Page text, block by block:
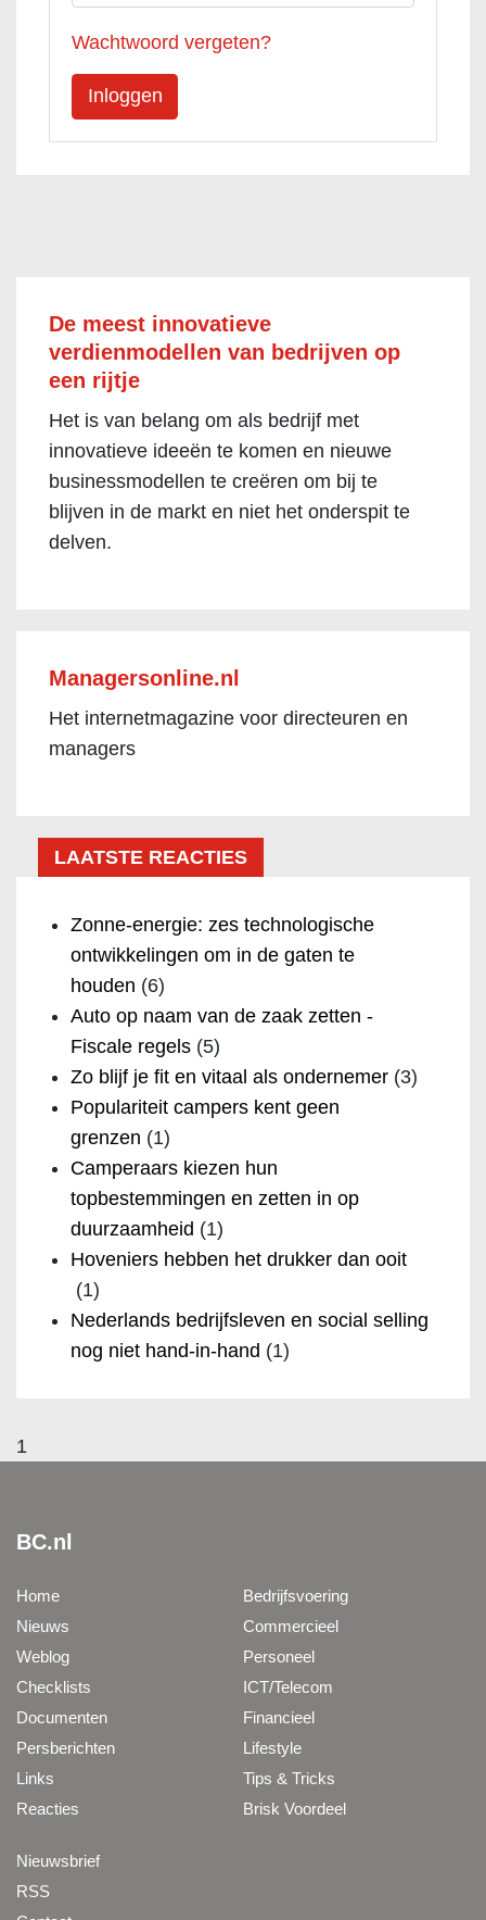
Wachtwoord vergeten?
De meest innovatieve
verdienmodellen van bedrijven op
een rijtje
Het is van belang om als bedrijf met
innovatieve ideeën te komen en nieuwe
businessmodellen te creëren om bij te
blijven in de markt en niet het onderspit te
delven.
Managersonline.nl
Het internetmagazine voor directeuren en
managers
LAATSTE REACTIES
Zonne-energie: zes technologische
ontwikkelingen om in de gaten te
houden (6)
Auto op naam van de zaak zetten -
Fiscale regels (5)
Zo blijf je fit en vitaal als ondernemer (3)
Populariteit campers kent geen
grenzen (1)
Camperaars kiezen hun
topbestemmingen en zetten in op
duurzaamheid (1)
Hoveniers hebben het drukker dan ooit
(1)
Nederlands bedrijfsleven en social selling
nog niet hand-in-hand (1)
1
BC.nl
Home
Nieuws
Weblog
Checklists
Documenten
Persberichten
Links
Reacties
Bedrijfsvoering
Commercieel
Personeel
ICT/Telecom
Financieel
Lifestyle
Tips & Tricks
Brisk Voordeel
Nieuwsbrief
RSS